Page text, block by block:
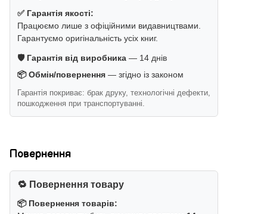
✅ Гарантія якості:
Працюємо лише з офіційними видавництвами.
Гарантуємо оригінальність усіх книг.
🛡️ Гарантія від виробника — 14 днів
📦 Обмін/повернення — згідно із законом
Гарантія покриває: брак друку, технологічні дефекти,
пошкодження при транспортуванні.
Повернення
🔁 Повернення товару
📦 Повернення товарів: